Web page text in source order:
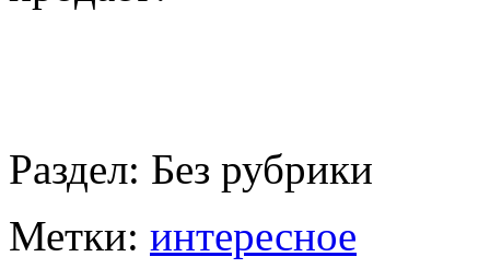
Раздел: Без рубрики
Метки: интересное